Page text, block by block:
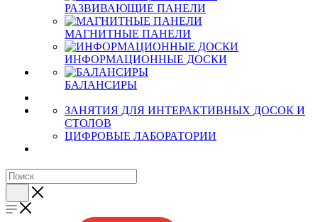
РАЗВИВАЮЩИЕ ПАНЕЛИ
МАГНИТНЫЕ ПАНЕЛИ
ИНФОРМАЦИОННЫЕ ДОСКИ
БАЛАНСИРЫ
ЗАНЯТИЯ ДЛЯ ИНТЕРАКТИВНЫХ ДОСОК И
СТОЛОВ
ЦИФРОВЫЕ ЛАБОРАТОРИИ